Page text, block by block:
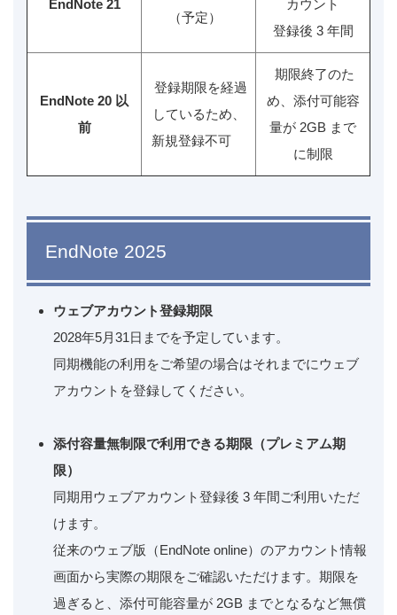
EndNote 21
（予定）
カウント
登録後 3 年間
EndNote 20 以
前
登録期限を経過
しているため、
新規登録不可
期限終了のた
め、添付可能容
量が 2GB まで
に制限
EndNote 2025
ウェブアカウント登録期限
2028年5月31日までを予定しています。
同期機能の利用をご希望の場合はそれまでにウェブ
アカウントを登録してください。
添付容量無制限で利用できる期限（プレミアム期
限）
同期用ウェブアカウント登録後 3 年間ご利用いただ
けます。
従来のウェブ版（EndNote online）のアカウント情報
画面から実際の期限をご確認いただけます。期限を
過ぎると、添付可能容量が 2GB までとなるなど無償